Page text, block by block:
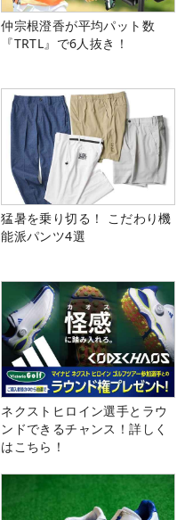
仲宗根澄香が平均パット数
『TRTL』で6人抜き！
猛暑を乗り切る！ こだわり機
能派パンツ4選
ネクストヒロイン選手とラウ
ンドできるチャンス！詳しく
はこちら！